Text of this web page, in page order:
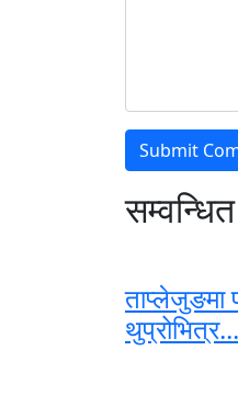
ताप्लेजुङमा
थुप्रोभित्र...